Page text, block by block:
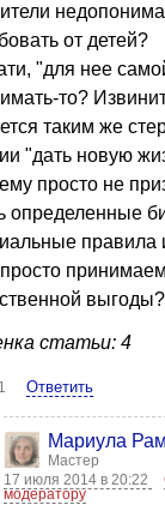
от детей?
"для нее
то?
таким же
"дать новую
просто не
определенные
правила
выгоды?
статьи: 4
1 Ответить
Мариула
Мастер
17 июля 2014 в 20:22
модератору